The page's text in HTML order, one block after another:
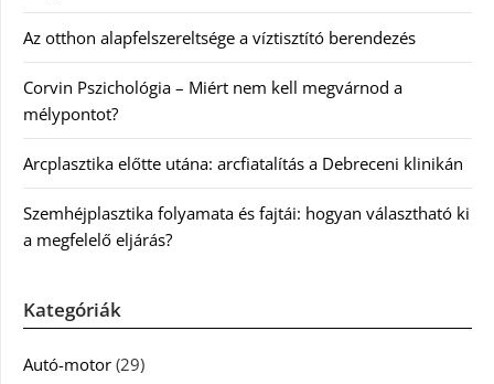
Az otthon alapfelszereltsége a víztisztító berendezés
Corvin Pszichológia – Miért nem kell megvárnod a
mélypontot?
Arcplasztika előtte utána: arcfiatalítás a Debreceni klinikán
Szemhéjplasztika folyamata és fajtái: hogyan választható ki
a megfelelő eljárás?
Kategóriák
Autó-motor (29)